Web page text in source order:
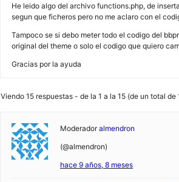
He leido algo del archivo functions.php, de
segun que ficheros pero no me aclaro con el
Tampoco se si debo meter todo el codigo del
original del theme o solo el codigo que quiero
Gracias por la ayuda
Viendo 15 respuestas - de la 1 a la 15 (de un total de
Moderador almendron
(@almendron)
hace 9 años, 8 meses